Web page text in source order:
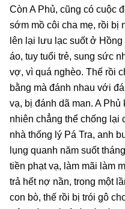
Còn A Phủ, cũng có cuộc
sớm mồ côi cha mẹ, rồi bị
lên lại lưu lạc suốt ở
áo, tuy tuổi trẻ, sung sức
vợ, vì quá nghèo. Thế rồi
bằng mà đánh nhau với
vạ, bị đánh dã man. A
nhiên chẳng thể chống lại
nhà thống lý Pá Tra, anh
lụng quanh năm suốt
tiền phạt vạ, làm mãi làm
trả hết nợ nần, trong một
con bò, thế rồi bị trói gô